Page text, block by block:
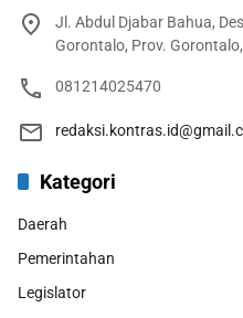
Jl. Abdul Djabar Bahua,
Gorontalo, Prov.
081214025470
Kategori
Daerah
Pemerintahan
Legislator